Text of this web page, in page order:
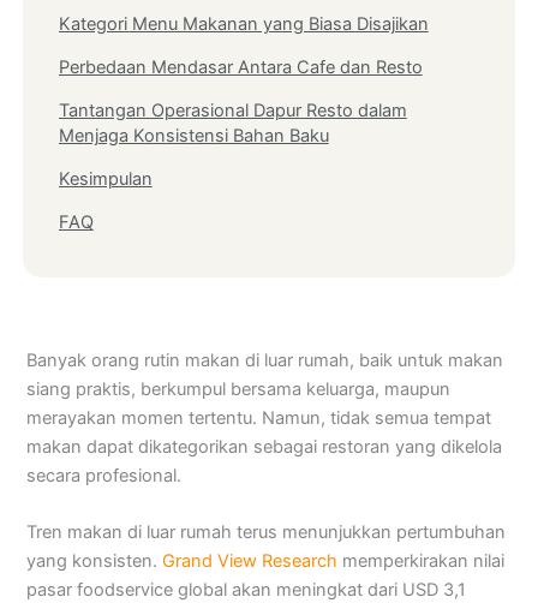
Kategori Menu Makanan yang Biasa Disajikan
Perbedaan Mendasar Antara Cafe dan Resto
Tantangan Operasional Dapur Resto dalam
Menjaga Konsistensi Bahan Baku
Kesimpulan
FAQ
Banyak orang rutin makan di luar rumah, baik untuk makan
siang praktis, berkumpul bersama keluarga, maupun
merayakan momen tertentu. Namun, tidak semua tempat
makan dapat dikategorikan sebagai restoran yang dikelola
secara profesional.
Tren makan di luar rumah terus menunjukkan pertumbuhan
yang konsisten.Grand View Research memperkirakan nilai
pasar foodservice global akan meningkat dari USD 3,1